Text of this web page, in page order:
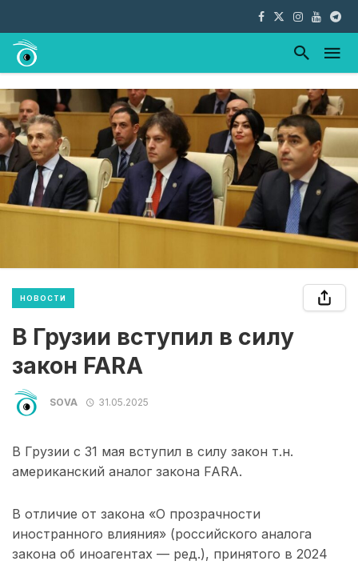
НОВОСТИ
В Грузии вступил в силу
закон FARA
SOVA 31.05.2025
В Грузии с 31 мая вступил в силу закон т.н.
американский аналог закона FARA.
В отличие от закона «О прозрачности
иностранного влияния» (российского аналога
закона об иноагентах — ред.), принятого в 2024